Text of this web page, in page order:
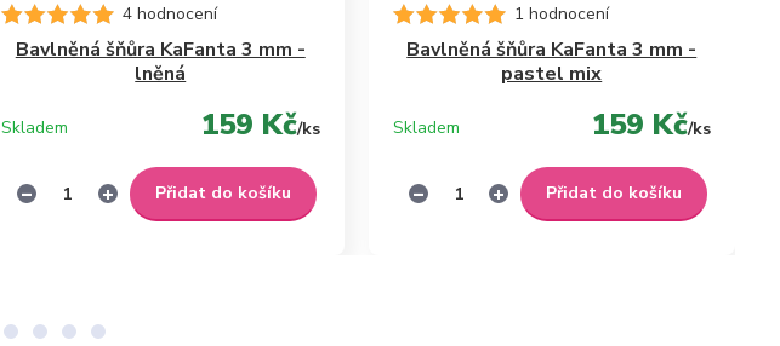
4 hodnocení
Bavlněná šňůra KaFanta 3 mm -
lněná
159 Kč/ks
Skladem
Přidat do košíku
1 hodnocení
Bavlněná šňůra KaFanta 3 mm -
pastel mix
159 Kč/ks
Skladem
Přidat do košíku